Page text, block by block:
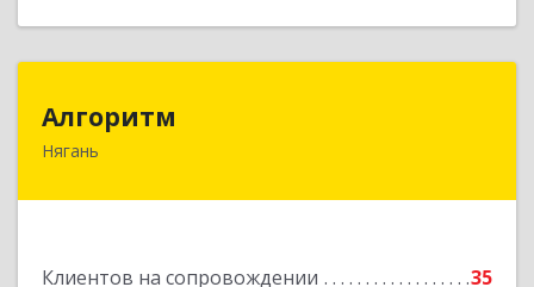
Алгоритм
Нягань
Клиентов на сопровождении
35
628186, Ханты-Мансийский Автономный округ
Подробнее